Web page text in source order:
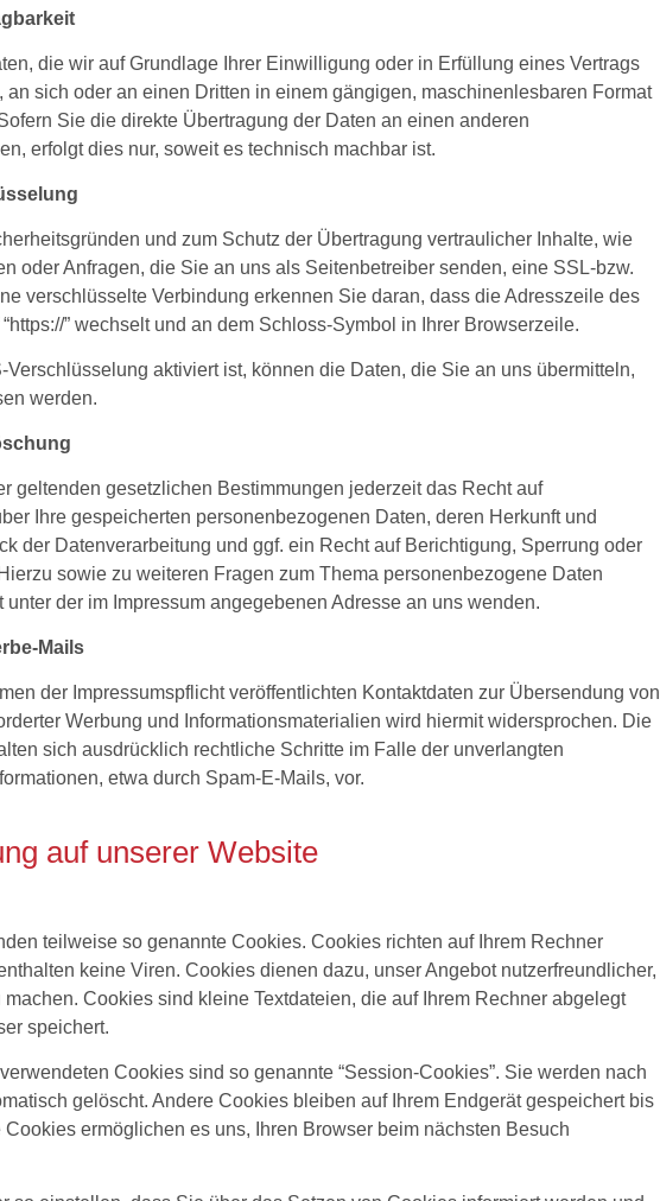
die wir auf Grundlage Ihrer Einwilligung oder in Erfüllung eines Vertrags
an sich oder an einen Dritten in einem gängigen, maschinenlesbaren Format
Sie die direkte Übertragung der Daten an einen anderen
erfolgt dies nur, soweit es technisch machbar ist.
und zum Schutz der Übertragung vertraulicher Inhalte, wie
oder Anfragen, die Sie an uns als Seitenbetreiber senden, eine SSL-bzw.
verschlüsselte Verbindung erkennen Sie daran, dass die Adresszeile des
“https://” wechselt und an dem Schloss-Symbol in Ihrer Browserzeile.
Verschlüsselung aktiviert ist, können die Daten, die Sie an uns übermitteln,
werden.
geltenden gesetzlichen Bestimmungen jederzeit das Recht auf
Ihre gespeicherten personenbezogenen Daten, deren Herkunft und
der Datenverarbeitung und ggf. ein Recht auf Berichtigung, Sperrung oder
sowie zu weiteren Fragen zum Thema personenbezogene Daten
der im Impressum angegebenen Adresse an uns wenden.
Mails
der Impressumspflicht veröffentlichten Kontaktdaten zur Übersendung von
Werbung und Informationsmaterialien wird hiermit widersprochen. Die
sich ausdrücklich rechtliche Schritte im Falle der unverlangten
etwa durch Spam-E-Mails, vor.
auf unserer Website
teilweise so genannte Cookies. Cookies richten auf Ihrem Rechner
keine Viren. Cookies dienen dazu, unser Angebot nutzerfreundlicher,
Cookies sind kleine Textdateien, die auf Ihrem Rechner abgelegt
speichert.
Cookies sind so genannte “Session-Cookies”. Sie werden nach
gelöscht. Andere Cookies bleiben auf Ihrem Endgerät gespeichert bis
ermöglichen es uns, Ihren Browser beim nächsten Besuch